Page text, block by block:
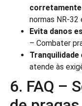
corretamente
normas NR-32
Evita danos
– Combater
atende às
6. FAQ –